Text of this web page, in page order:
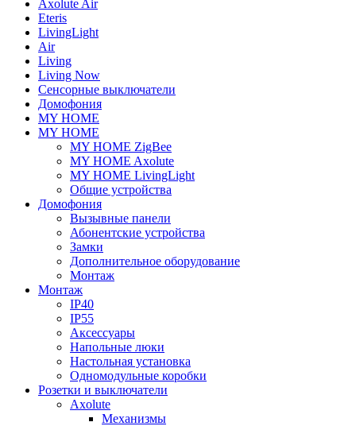
Axolute Air
Eteris
LivingLight
Air
Living
Living Now
Сенсорные выключатели
Домофония
MY HOME
MY HOME
MY HOME ZigBee
MY HOME Axolute
MY HOME LivingLight
Общие устройства
Домофония
Вызывные панели
Абонентские устройства
Замки
Дополнительное оборудование
Монтаж
Монтаж
IP40
IP55
Аксессуары
Напольные люки
Настольная установка
Одномодульные коробки
Розетки и выключатели
Axolute
Механизмы